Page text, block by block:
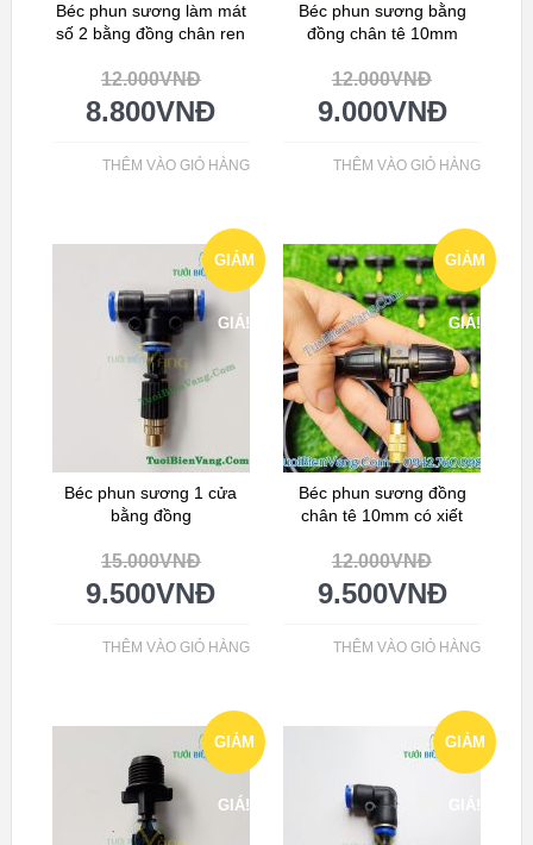
Béc phun sương làm mát
số 2 bằng đồng chân ren
12.000VNĐ
8.800VNĐ
THÊM VÀO GIỎ HÀNG
Béc phun sương bằng
đồng chân tê 10mm
12.000VNĐ
9.000VNĐ
THÊM VÀO GIỎ HÀNG
GIẢM
GIÁ!
Béc phun sương 1 cửa
bằng đồng
15.000VNĐ
9.500VNĐ
THÊM VÀO GIỎ HÀNG
GIẢM
GIÁ!
Béc phun sương đồng
chân tê 10mm có xiết
12.000VNĐ
9.500VNĐ
THÊM VÀO GIỎ HÀNG
GIẢM
GIÁ!
GIẢM